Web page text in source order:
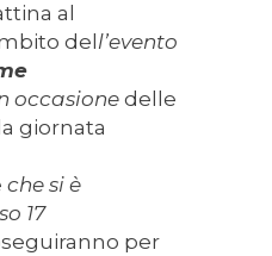
al
del l’evento
occasionedelle
giornata
che si è
17
per